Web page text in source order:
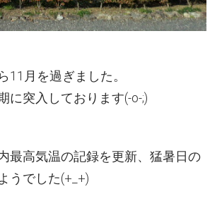
11月を過ぎました。
に突入しております(-o-;)
最高気温の記録を更新、猛暑日の
うでした(+_+)